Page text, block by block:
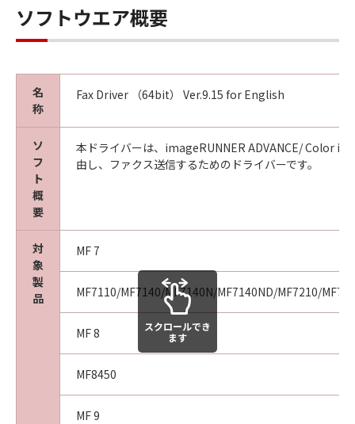
Canon enforcing its respective legal rights,
you must then promptly destroy the
SOFTWARE including any and all copies
Sections 4, and 7 through 11 shall survive any
termination of this Agreement.
9. U.S. GOVERNMENT RESTRICTED RIGHTS
NOTICE
A "US Government End User" shall mean any
agency or entity of the government of the
United States. If you are a US Government
End User, the following shall apply: The
SOFTWARE is a "commercial item," as that
term is defined at 48 C.F.R. 2.101 (October
1995), consisting of "commercial computer
software" and "commercial computer
software documentation," as such terms are
used in 48 C.F.R. 12.212 (September 1995).
Consistent with 48 C.F.R. 12.212 and 48 C.F.R.
227.7202-1 through 227.7202-4 (June 1995),
all U.S. Government End Users shall acquire
the SOFTWARE with only those rights set
ソフトウエア概要
名
称
Fax Driver （64bit） Ver.9.15 for English
ソ
フ
ト
概
要
本ドライバーは、imageRUNNER ADVANCE/ Color
由し、ファクス送信するためのドライバーです。
対
象
製
品
MF 7
MF7110/MF7140/MF7140N/MF7140ND/MF7210/
MF 8
MF8450
MF 9
スクロールでき
ます